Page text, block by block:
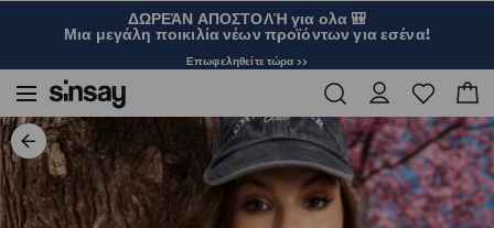
ΔΩΡΕΆΝ ΑΠΟΣΤΟΛΉ για ολα 🎒
Μια μεγάλη ποικιλία νέων προϊόντων για εσένα!
Επωφεληθείτε τώρα >>